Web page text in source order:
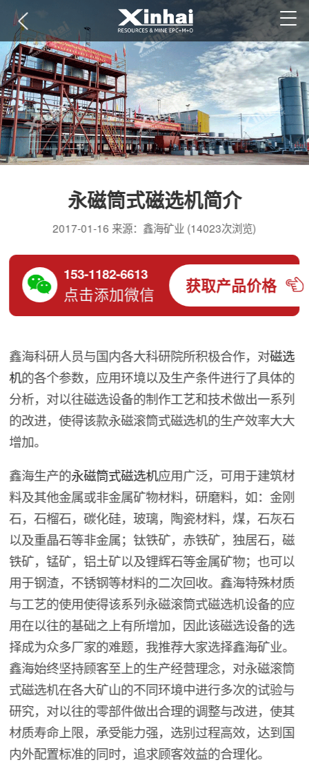
永磁筒式磁选机简介
2017-01-16 来源：鑫海矿业 (14023次浏览)
153-1182-6613
点击添加微信 获取产品价格
鑫海科研人员与国内各大科研院所积极合作，对磁选
机的各个参数，应用环境以及生产条件进行了具体的
分析，对以往磁选设备的制作工艺和技术做出一系列
的改进，使得该款永磁滚筒式磁选机的生产效率大大
增加。
鑫海生产的永磁筒式磁选机应用广泛，可用于建筑材
料及其他金属或非金属矿物材料，研磨料，如：金刚
石，石榴石，碳化硅，玻璃，陶瓷材料，煤，石灰石
以及重晶石等非金属；钛铁矿，赤铁矿，独居石，磁
铁矿，锰矿，铝土矿以及锂辉石等金属矿物；也可以
用于钢渣，不锈钢等材料的二次回收。鑫海特殊材质
与工艺的使用使得该系列永磁滚筒式磁选机设备的应
用在以往的基础之上有所增加，因此该磁选设备的选
择成为众多厂家的难题，我推荐大家选择鑫海矿业。
鑫海始终坚持顾客至上的生产经营理念，对永磁滚筒
式磁选机在各大矿山的不同环境中进行多次的试验与
研究，对以往的零部件做出合理的调整与改进，使其
材质寿命上限，承受能力强，选别过程高效，达到国
内外配置标准的同时，追求顾客效益的合理化。